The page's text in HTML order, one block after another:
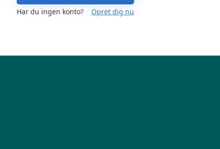
Har du ingen konto?
Opret dig nu